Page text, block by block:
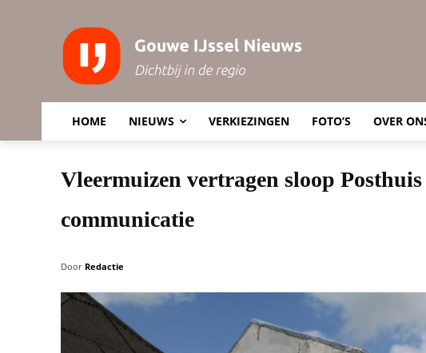
HOME NIEUWS VERKIEZINGEN FOTO’S OVER
Vleermuizen vertragen sloop
communicatie
Door Redactie